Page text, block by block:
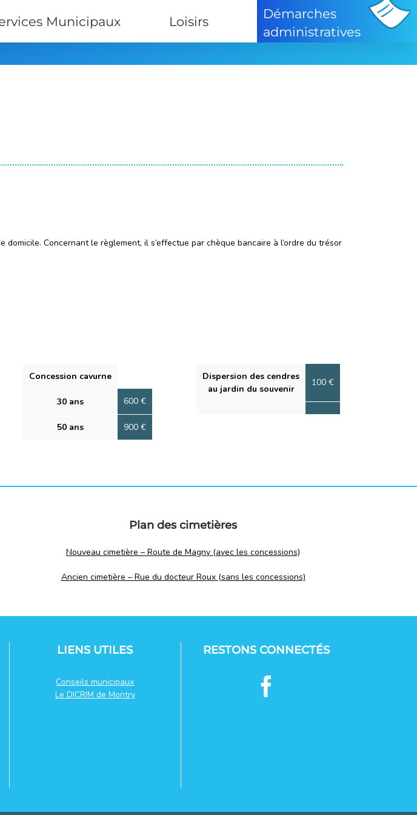
Municipaux Loisirs
Démarches
administratives
Concernant le règlement, il s’effectue par chèque bancaire à l’ordre du trésor
Concession cavurne
30 ans 600 €
50 ans 900 €
Dispersion des cendres
au jardin du souvenir
100 €
Plan des cimetières
Nouveau cimetière – Route de Magny (avec les concessions)
Ancien cimetière – Rue du docteur Roux (sans les concessions)
LIENS UTILES
Conseils municipaux
Le DICRIM de Montry
RESTONS CONNECTÉS